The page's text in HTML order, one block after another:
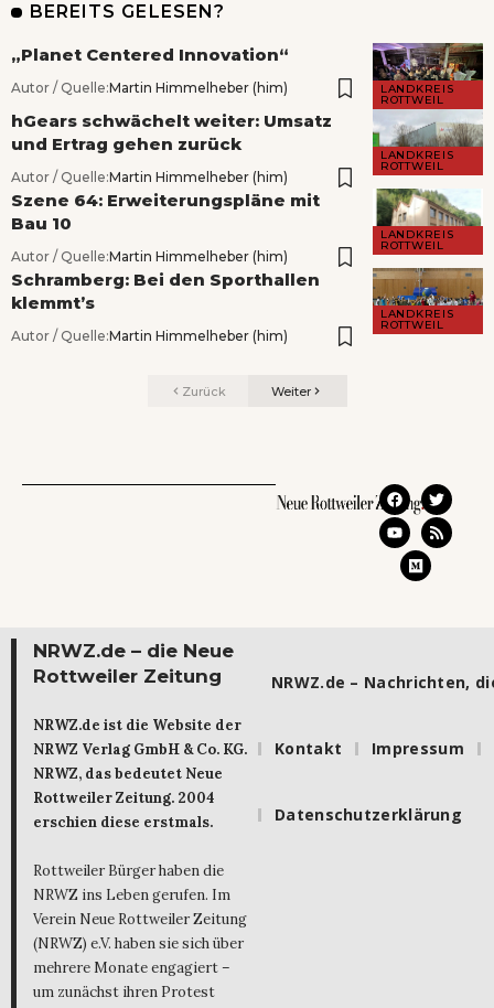
BEREITS GELESEN?
LANDKREIS
ROTTWEIL
„Planet Centered Innovation“
Autor / Quelle:Martin Himmelheber (him)
LANDKREIS
ROTTWEIL
hGears schwächelt weiter: Umsatz
und Ertrag gehen zurück
Autor / Quelle:Martin Himmelheber (him)
LANDKREIS
ROTTWEIL
Szene 64: Erweiterungspläne mit
Bau 10
Autor / Quelle:Martin Himmelheber (him)
LANDKREIS
ROTTWEIL
Schramberg: Bei den Sporthallen
klemmt’s
Autor / Quelle:Martin Himmelheber (him)
Zurück Weiter
NRWZ.de – die Neue
Rottweiler Zeitung
NRWZ.de ist die Website der
NRWZ Verlag GmbH & Co. KG.
NRWZ, das bedeutet Neue
Rottweiler Zeitung. 2004
erschien diese erstmals.
Rottweiler Bürger haben die
NRWZ ins Leben gerufen. Im
Verein Neue Rottweiler Zeitung
(NRWZ) e.V. haben sie sich über
mehrere Monate engagiert –
um zunächst ihren Protest
NRWZ.de – Nachrichten,
Kontakt Impressum
Datenschutzerklärung